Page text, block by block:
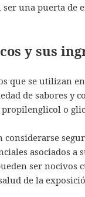
una puerta de
y sus
que se utilizan
de sabores y
propilenglicol o
asociados
ser nocivos
de la